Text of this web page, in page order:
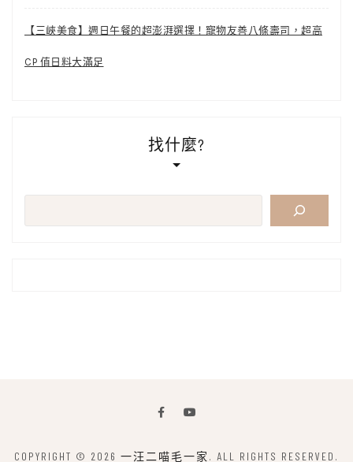
【三峽美食】週日午餐的超澎湃選擇！寵物友善八條壽司，超高
CP 值日料大滿足
找什麼?
COPYRIGHT © 2026 一汪二喵毛一家 . ALL RIGHTS RESERVED.